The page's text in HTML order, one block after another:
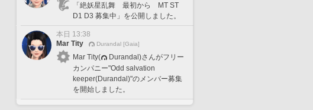
「絶妖星乱舞 最初から MT ST
D1 D3 募集中」を公開しました。
本日 13:38
Mar Tity
Durandal [Gaia]
Mar Tity(
Durandal)さんがフリー
カンパニー"Odd salvation
keeper(Durandal)"のメンバー募集
を開始しました。